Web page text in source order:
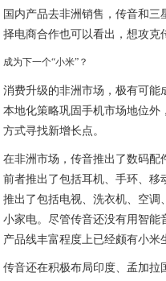
国内产品去非洲销售，传音和
择电商合作也可以看出，想攻克
成为下一个“小米”？
消费升级的非洲市场，极有可能
本地化策略巩固手机市场地位外
方式寻找新增长点。
在非洲市场，传音推出了数码配
前者推出了包括耳机、手环、移
推出了包括电视、洗衣机、空
小家电。尽管传音还没有用智
产品线丰富程度上已经颇有小米
传音还在积极布局印度、孟加